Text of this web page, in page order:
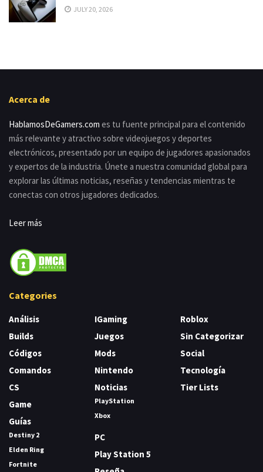
JULY 20, 2026
Acerca de
HablamosDeGamers.com es tu fuente principal para el contenido
más relevante y atractivo sobre videojuegos y deportes
electrónicos, presentado por un equipo de jugadores apasionados
y expertos de la industria. Únete a nuestra comunidad global para
explorar las últimas noticias, reseñas y tendencias mientras te
conectas con otros jugadores dedicados.
Leer más
Categories
Análisis
Builds
Códigos
Comandos
CS
Game
Guías
Destiny 2
Elden Ring
Fortnite
IGaming
Juegos
Mods
Nintendo
Noticias
PlayStation
Xbox
PC
Play Station 5
Roblox
Sin Categorizar
Social
Tecnología
Tier Lists